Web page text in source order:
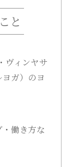
と
ヴィンヤサ
ガ）のヨ
働き方な